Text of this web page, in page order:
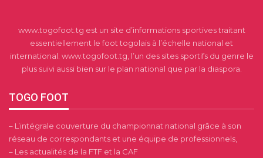
www.togofoot.tg est un site d’informations sportives traitant
essentiellement le foot togolais à l’échelle national et
international. www.togofoot.tg, l’un des sites sportifs du genre le
plus suivi aussi bien sur le plan national que par la diaspora.
TOGO FOOT
– L’intégrale couverture du championnat national grâce à son
réseau de correspondants et une équipe de professionnels,
– Les actualités de la FTF et la CAF